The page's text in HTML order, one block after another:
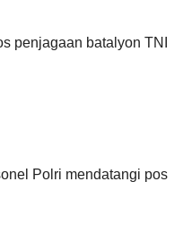
penjagaan batalyon TNI
Polri mendatangi pos